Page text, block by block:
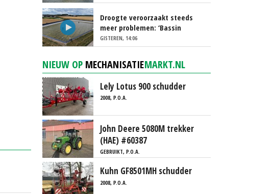
Droogte veroorzaakt steeds
meer problemen: ‘Bassin
afgelopen week al leeg’
GISTEREN, 14:06
NIEUW OP MECHANISATIEMARKT.NL
Lely Lotus 900 schudder
2008, P.O.A.
John Deere 5080M trekker
(HAE) #60387
GEBRUIKT, P.O.A.
Kuhn GF8501MH schudder
2008, P.O.A.